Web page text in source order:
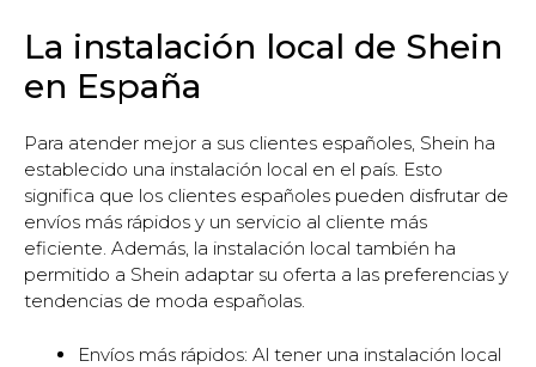
La instalación local de Shein
en España
Para atender mejor a sus clientes españoles, Shein ha
establecido una instalación local en el país. Esto
significa que los clientes españoles pueden disfrutar de
envíos más rápidos y un servicio al cliente más
eficiente. Además, la instalación local también ha
permitido a Shein adaptar su oferta a las preferencias y
tendencias de moda españolas.
Envíos más rápidos: Al tener una instalación local